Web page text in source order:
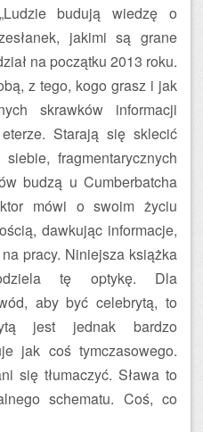
budują wiedzę o
jakimi są grane
na początku 2013 roku.
z tego, kogo grasz i jak
skrawków informacji
Starają się sklecić
fragmentarycznych
budzą u Cumberbatcha
mówi o swoim życiu
dawkując informacje,
pracy. Niniejsza książka
tę optykę. Dla
aby być celebrytą, to
jest jednak bardzo
jak coś tymczasowego.
się tłumaczyć. Sława to
schematu. Coś, co